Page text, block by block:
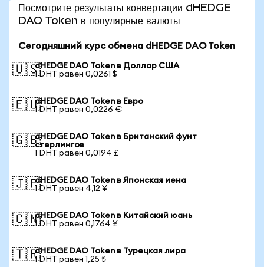
Посмотрите результаты конвертации dHEDGE
DAO Token в популярные валюты
Сегодняшний курс обмена dHEDGE DAO Token
🇺🇸dHEDGE DAO Token в Доллар США
1 DHT равен 0,0261 $
🇪🇺dHEDGE DAO Token в Евро
1 DHT равен 0,0226 €
🇬🇧dHEDGE DAO Token в Британский фунт
стерлингов
1 DHT равен 0,0194 £
🇯🇵dHEDGE DAO Token в Японская иена
1 DHT равен 4,12 ¥
🇨🇳dHEDGE DAO Token в Китайский юань
1 DHT равен 0,1764 ¥
🇹🇷dHEDGE DAO Token в Турецкая лира
1 DHT равен 1,25 ₺